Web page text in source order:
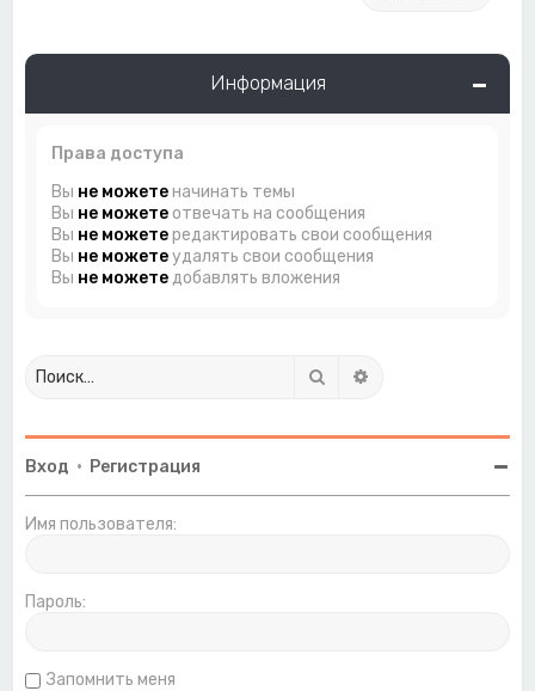
Информация
Права доступа
Вы не можетеначинать темы
Вы не можетеотвечать на сообщения
Вы не можетередактировать свои сообщения
Вы не можетеудалять свои сообщения
Вы не можетедобавлять вложения
Поиск
Вход • Регистрация
Имя пользователя:
Пароль:
Запомнить меня